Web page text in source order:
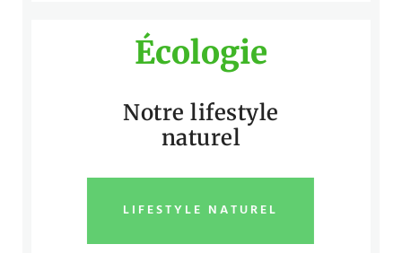
Écologie
Notre lifestyle
naturel
LIFESTYLE NATUREL